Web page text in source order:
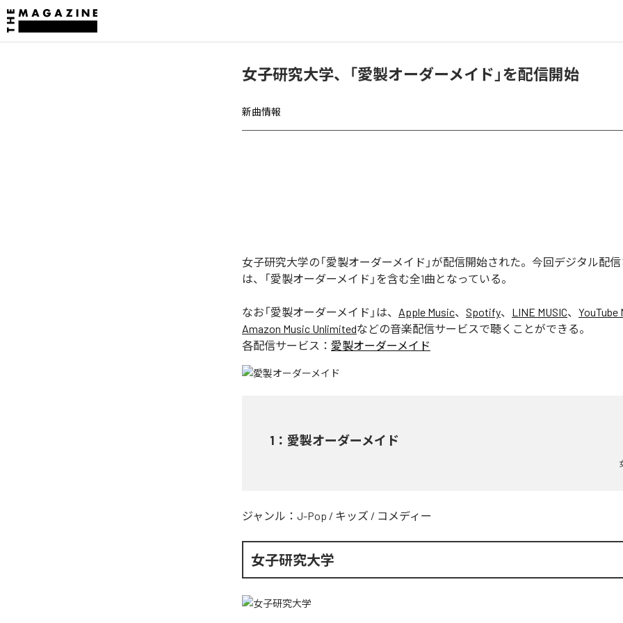
女子研究大学、「愛製オーダーメイド」を配信開始
新曲情報
女子研究大学の「愛製オーダーメイド」が配信開始された。今回デジタル配
は、「愛製オーダーメイド」を含む全1曲となっている。
なお「愛製オーダーメイド 」は、 Apple Music、 Spotify、 LINE MUSIC、 YouTube
Amazon Music Unlimitedなどの音楽配信サービスで聴くことができる。
各配信サービス： 愛製オーダーメイド
1 ： 愛製オーダーメイド
ジャンル： J-Pop / キッズ / コメディー
女子研究大学